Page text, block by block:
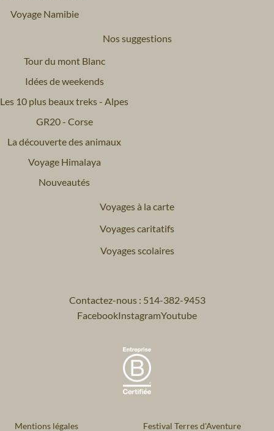
Voyage Namibie
Nos suggestions
Tour du mont Blanc
Idées de weekends
Les 10 plus beaux treks - Alpes
GR20 - Corse
La découverte des animaux
Voyage Himalaya
Nouveautés
Voyages à la carte
Voyages caritatifs
Voyages scolaires
Contactez-nous : 514-382-9453
FacebookInstagramYoutube
Mentions légales Festival Terres d'Aventure